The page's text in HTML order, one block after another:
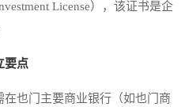
License），该证书是企
要点
也门主要商业银行（如也门商